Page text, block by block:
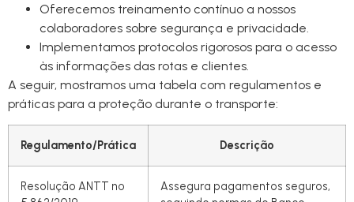
Oferecemos treinamento contínuo a nossos
colaboradores sobre segurança e privacidade.
Implementamos protocolos rigorosos para o acesso
às informações das rotas e clientes.
A seguir, mostramos uma tabela com regulamentos e
práticas para a proteção durante o transporte:
Regulamento/Prática Descrição
Resolução ANTT nº
Assegura pagamentos seguros,